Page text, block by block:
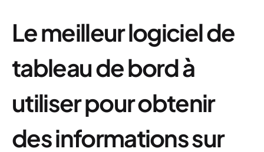
Le meilleur logiciel de
tableau de bord à
utiliser pour obtenir
des informations sur